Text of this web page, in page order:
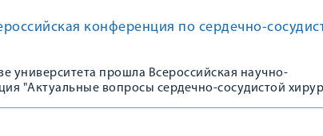
конференция по сердечно-
университета прошла Всероссийская научно-
"Актуальные вопросы сердечно-сосудистой